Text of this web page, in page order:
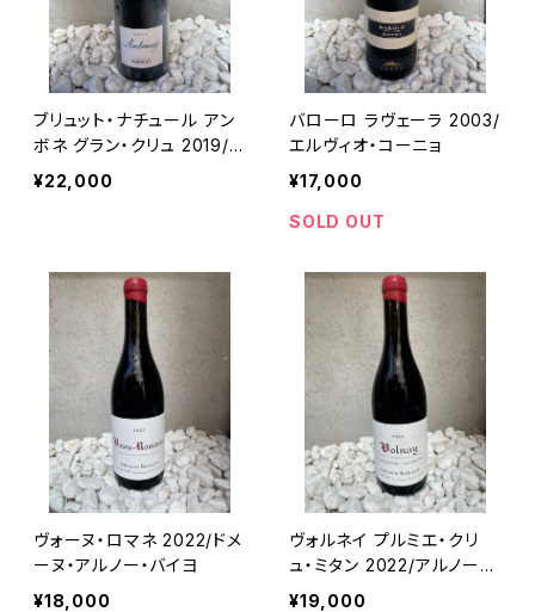
ブリュット・ナチュール アン
ボネ グラン・クリュ 2019/シ
ャンパーニュ・マルゲ
¥22,000
バローロ ラヴェーラ 2003/
エルヴィオ・コーニョ
¥17,000
SOLD OUT
ヴォーヌ・ロマネ 2022/ドメ
ーヌ・アルノー・バイヨ
¥18,000
ヴォルネイ プルミエ・クリ
ュ・ミタン 2022/アルノー・
バイヨ
¥19,000